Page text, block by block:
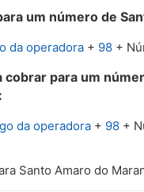
um número de
da operadora+ 98+
cobrar para um
da operadora+ 98+
Santo Amaro do